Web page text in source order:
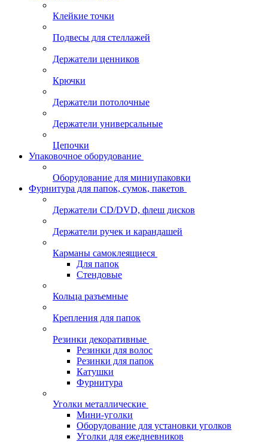
Клейкие точки
Подвесы для стеллажей
Держатели ценников
Крючки
Держатели потолочные
Держатели универсальные
Цепочки
Упаковочное оборудование
Оборудование для миниупаковки
Фурнитура для папок, сумок, пакетов
Держатели CD/DVD, флеш дисков
Держатели ручек и карандашей
Карманы самоклеящиеся
Для папок
Стендовые
Кольца разъемные
Крепления для папок
Резинки декоративные
Резинки для волос
Резинки для папок
Катушки
Фурнитура
Уголки металлические
Мини-уголки
Оборудование для установки уголков
Уголки для ежедневников